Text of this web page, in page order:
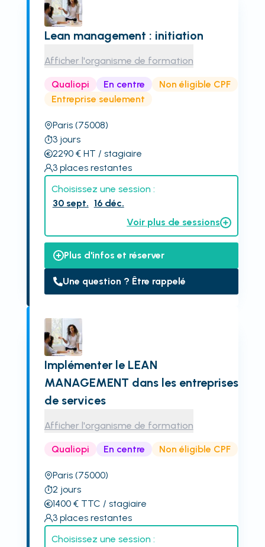
Lean management : initiation
Afficher l'organisme de formation
Qualiopi En centre
Non éligible CPF
Entreprise seulement
Paris (75008)
3 jours
2290€ HT / stagiaire
3 places restantes
Choisissez une session :
30 sept. 16 déc.
Voir plus de sessions
Plus d'infos et réserver
Une question ? Être rappelé
Implémenter le LEAN
MANAGEMENT dans les entreprises
de services
Afficher l'organisme de formation
Qualiopi En centre Non éligible CPF
Paris (75000)
2 jours
1400€ TTC / stagiaire
3 places restantes
Choisissez une session :